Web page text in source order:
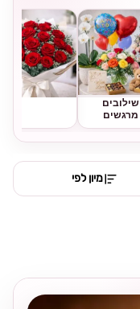
שילובים
מרגשים
מיון לפי